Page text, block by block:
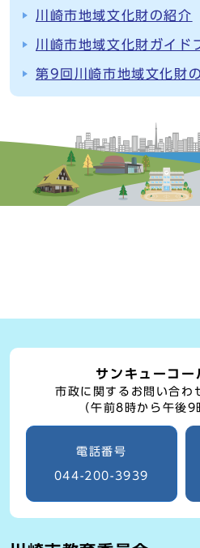
川崎市地域文化財の紹介
川崎市地域文化財ガイド
第9回川崎市地域文化財
サンキューコー
市政に関するお問い合わ
（午前8時から午後
電話番号
044-200-3939